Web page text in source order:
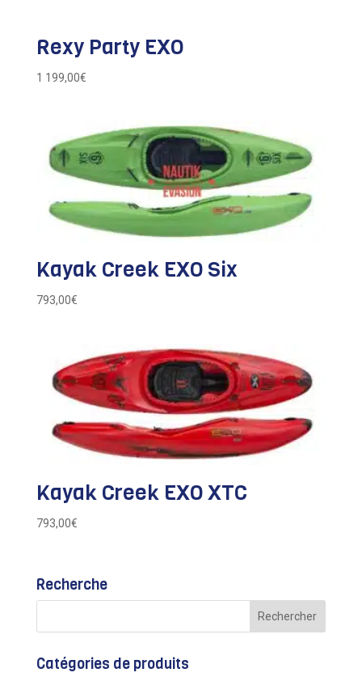
Rexy Party EXO
1 199,00€
Kayak Creek EXO Six
793,00€
Kayak Creek EXO XTC
793,00€
Recherche
Catégories de produits